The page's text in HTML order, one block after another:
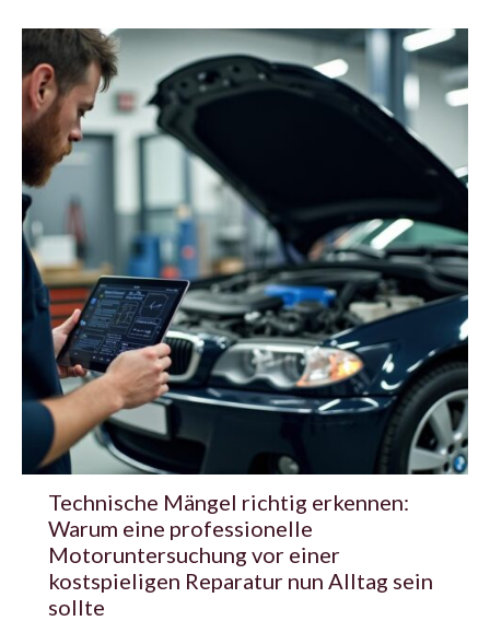
Technische Mängel richtig erkennen:
Warum eine professionelle
Motoruntersuchung vor einer
kostspieligen Reparatur nun Alltag sein
sollte